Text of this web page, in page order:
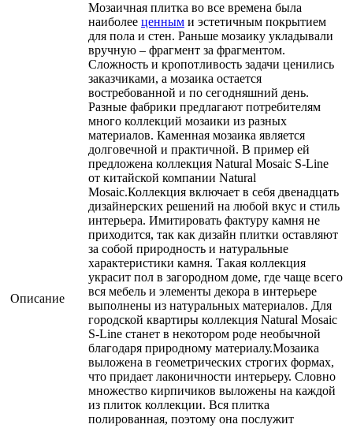
Описание
Мозаичная плитка во все времена была
наиболее ценным и эстетичным покрытием
для пола и стен. Раньше мозаику укладывали
вручную – фрагмент за фрагментом.
Сложность и кропотливость задачи ценились
заказчиками, а мозаика остается
востребованной и по сегодняшний день.
Разные фабрики предлагают потребителям
много коллекций мозаики из разных
материалов. Каменная мозаика является
долговечной и практичной. В пример ей
предложена коллекция Natural Mosaic S-Line
от китайской компании Natural
Mosaic.Коллекция включает в себя двенадцать
дизайнерских решений на любой вкус и стиль
интерьера. Имитировать фактуру камня не
приходится, так как дизайн плитки оставляют
за собой природность и натуральные
характеристики камня. Такая коллекция
украсит пол в загородном доме, где чаще всего
вся мебель и элементы декора в интерьере
выполнены из натуральных материалов. Для
городской квартиры коллекция Natural Mosaic
S-Line станет в некотором роде необычной
благодаря природному материалу.Мозаика
выложена в геометрических строгих формах,
что придает лаконичности интерьеру. Словно
множество кирпичиков выложены на каждой
из плиток коллекции. Вся плитка
полированная, поэтому она послужит